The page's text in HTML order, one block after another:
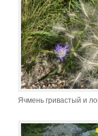
Ячмень гривастый и